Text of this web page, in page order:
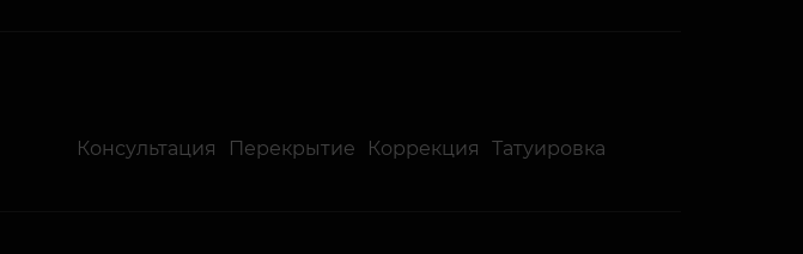
Консультация Перекрытие Коррекция Татуировка